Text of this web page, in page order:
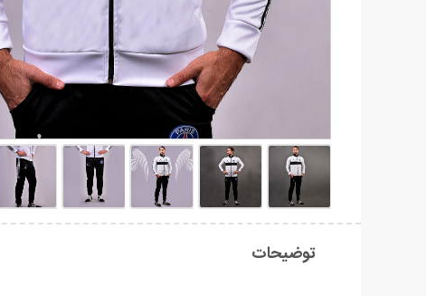
توضیحات